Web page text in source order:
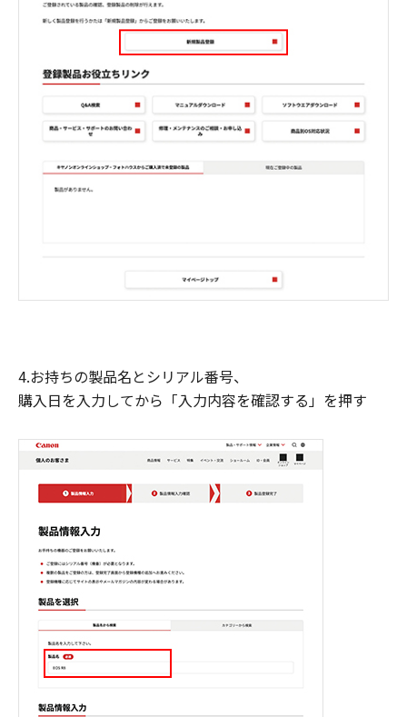
4.お持ちの製品名とシリアル番号、
購入日を入力してから「入力内容を確認する」を押す